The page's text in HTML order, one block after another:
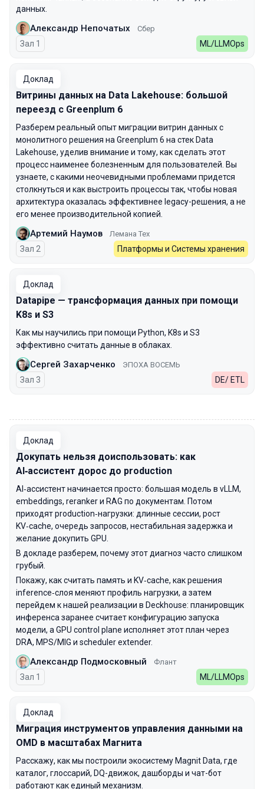
данных.
Александр Непочатых Сбер
Зал 1 ML/LLMOps
Доклад
Витрины данных на Data Lakehouse: большой
переезд с Greenplum 6
Разберем реальный опыт миграции витрин данных с
монолитного решения на Greenplum 6 на стек Data
Lakehouse, уделив внимание и тому, как сделать этот
процесс наименее болезненным для пользователей. Вы
узнаете, с какими неочевидными проблемами придется
столкнуться и как выстроить процессы так, чтобы новая
архитектура оказалась эффективнее legacy-решения, а не
его менее производительной копией.
Артемий Наумов Лемана Тех
Зал 2 Платформы и Системы хранения
Доклад
Datapipe — трансформация данных при помощи
K8s и S3
Как мы научились при помощи Python, K8s и S3
эффективно считать данные в облаках.
Сергей Захарченко ЭПОХА ВОСЕМЬ
Зал 3 DE/ ETL
Доклад
Докупать нельзя доиспользовать: как
AI‑ассистент дорос до production
AI‑ассистент начинается просто: большая модель в vLLM,
embeddings, reranker и RAG по документам. Потом
приходят production‑нагрузки: длинные сессии, рост
KV‑cache, очередь запросов, нестабильная задержка и
желание докупить GPU.
В докладе разберем, почему этот диагноз часто слишком
грубый.
Покажу, как считать память и KV‑cache, как решения
inference‑слоя меняют профиль нагрузки, а затем
перейдем к нашей реализации в Deckhouse: планировщик
инференса заранее считает конфигурацию запуска
модели, а GPU control plane исполняет этот план через
DRA, MPS/MIG и scheduler extender.
Александр Подмосковный Флант
Зал 1 ML/LLMOps
Доклад
Миграция инструментов управления данными на
OMD в масштабах Магнита
Расскажу, как мы построили экосистему Magnit Data, где
каталог, глоссарий, DQ-движок, дашборды и чат-бот
работают как единый механизм.